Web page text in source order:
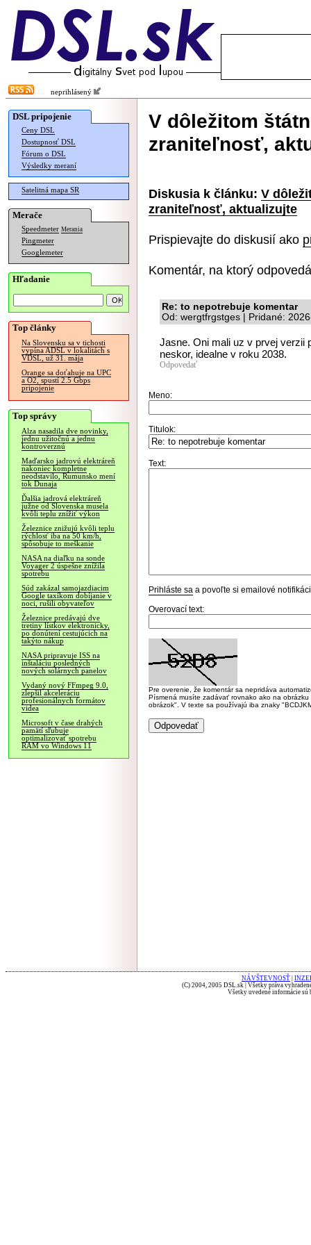
neprihlásený
DSL pripojenie
Ceny DSL
Dostupnosť DSL
Fórum o DSL
Výsledky meraní
Satelitná mapa SR
Merače
Speedmeter Merania
Pingmeter
Googlemeter
Hľadanie
Top články
Na Slovensku sa v tichosti
vypína ADSL v lokalitách s
VDSL, už 31. mája
Orange sa doťahuje na UPC
a O2, spustí 2.5 Gbps
pripojenie
Top správy
Alza nasadila dve novinky,
jednu užitočnú a jednu
kontroverznú
Maďarsko jadrovú elektráreň
nakoniec kompletne
neodstavilo, Rumunsko mení
tok Dunaja
Ďalšia jadrová elektráreň
južne od Slovenska musela
kvôli teplu znížiť výkon
Železnice znižujú kvôli teplu
rýchlosť iba na 50 km/h,
spôsobuje to meškanie
NASA na diaľku na sonde
Voyager 2 úspešne znížila
spotrebu
Súd zakázal samojazdiacim
Google taxíkom dobíjanie v
noci, rušili obyvateľov
Železnice predávajú dve
tretiny lístkov elektronicky,
po donútení cestujúcich na
takýto nákup
NASA pripravuje ISS na
inštaláciu posledných
nových solárnych panelov
Vydaný nový FFmpeg 9.0,
zlepšil akceleráciu
profesionálnych formátov
videa
Microsoft v čase drahých
pamätí sľubuje
optimalizovať spotrebu
RAM vo Windows 11
V dôležitom
zraniteľnosť,
Diskusia k článku: V
zraniteľnosť, aktualizujte
Prispievajte do diskusií ako
Komentár, na ktorý
Re: to nepotrebuje komentar
Od: wergtfrgstges | Pridané:
Jasne. Oni mali uz v prvej verzii
neskor, idealne v roku 2038.
Odpovedať
Meno:
Titulok:
Text:
Prihláste sa a povoľte si emailové
Overovací text:
Pre overenie, že komentár sa nepridáva
Písmená musíte zadávať rovnako ako na
obrázok". V texte sa používajú iba znaky
NÁVŠTEVNOSŤ
(C) 2004, 2005 DSL.sk | Všetky práva
Všetky uvedené informácie sú